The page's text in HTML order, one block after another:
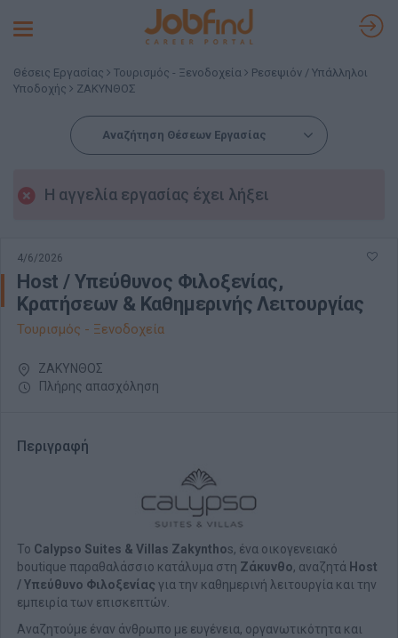
Toggle
Θέσεις Εργασίας Τουρισμός - Ξενοδοχεία
Ρεσεψιόν / Υπάλληλοι
Υποδοχής
ΖΑΚΥΝΘΟΣ
Αναζήτηση Θέσεων Εργασίας
Η αγγελία εργασίας έχει λήξει
4/6/2026
Host / Υπεύθυνος Φιλοξενίας,
Κρατήσεων & Καθημερινής Λειτουργίας
Τουρισμός - Ξενοδοχεία
ΖΑΚΥΝΘΟΣ
Πλήρης απασχόληση
Περιγραφή
Το Calypso Suites & Villas Zakynthos, ένα οικογενειακό
boutique παραθαλάσσιο κατάλυμα στη Ζάκυνθο, αναζητά Host
/ Υπεύθυνο Φιλοξενίας για την καθημερινή λειτουργία και την
εμπειρία των επισκεπτών.
Αναζητούμε έναν άνθρωπο με ευγένεια, οργανωτικότητα και